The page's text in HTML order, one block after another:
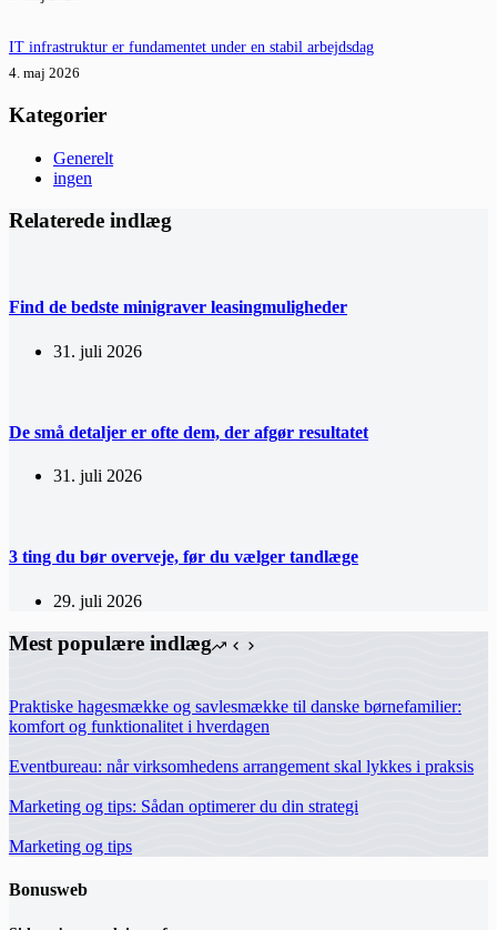
IT infrastruktur er fundamentet under en stabil arbejdsdag
4. maj 2026
Kategorier
Generelt
ingen
Relaterede indlæg
Find de bedste minigraver leasingmuligheder
31. juli 2026
De små detaljer er ofte dem, der afgør resultatet
31. juli 2026
3 ting du bør overveje, før du vælger tandlæge
29. juli 2026
Mest populære indlæg
Praktiske hagesmække og savlesmække til danske børnefamilier:
komfort og funktionalitet i hverdagen
Eventbureau: når virksomhedens arrangement skal lykkes i praksis
Marketing og tips: Sådan optimerer du din strategi
Marketing og tips
Bonusweb